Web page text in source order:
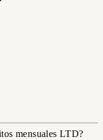
mensuales LTD?